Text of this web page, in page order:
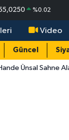
%0.02
Video
Güncel
Ünsal Sahne